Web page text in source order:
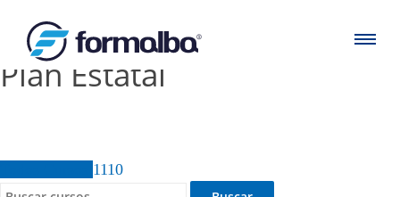
Plan Estatal
1110